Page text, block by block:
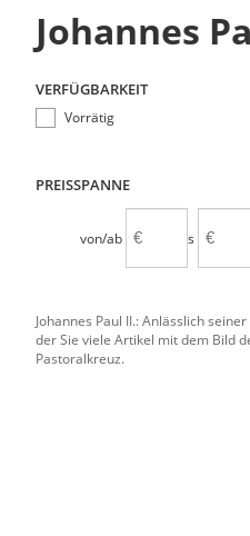
Johannes
VERFÜGBARKEIT
Vorrätig
PREISSPANNE
von/ab bis
Johannes Paul II.: Anlässlich
der Sie viele Artikel mit dem Bild
Pastoralkreuz.